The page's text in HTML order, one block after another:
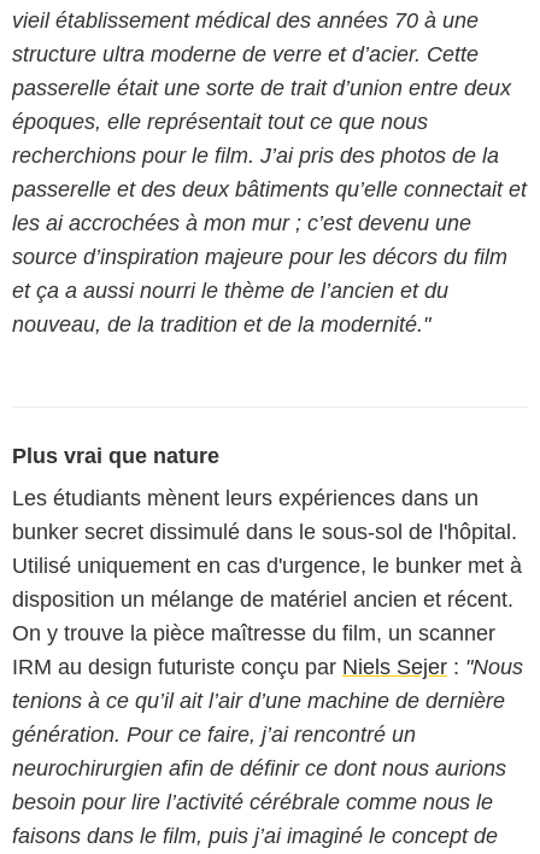
vieil établissement médical des années 70 à une
structure ultra moderne de verre et d’acier. Cette
passerelle était une sorte de trait d’union entre deux
époques, elle représentait tout ce que nous
recherchions pour le film. J’ai pris des photos de la
passerelle et des deux bâtiments qu’elle connectait et
les ai accrochées à mon mur ; c’est devenu une
source d’inspiration majeure pour les décors du film
et ça a aussi nourri le thème de l’ancien et du
nouveau, de la tradition et de la modernité."
Plus vrai que nature
Les étudiants mènent leurs expériences dans un
bunker secret dissimulé dans le sous-sol de l'hôpital.
Utilisé uniquement en cas d'urgence, le bunker met à
disposition un mélange de matériel ancien et récent.
On y trouve la pièce maîtresse du film, un scanner
IRM au design futuriste conçu par Niels Sejer : "Nous
tenions à ce qu’il ait l’air d’une machine de dernière
génération. Pour ce faire, j’ai rencontré un
neurochirurgien afin de définir ce dont nous aurions
besoin pour lire l’activité cérébrale comme nous le
faisons dans le film, puis j’ai imaginé le concept de